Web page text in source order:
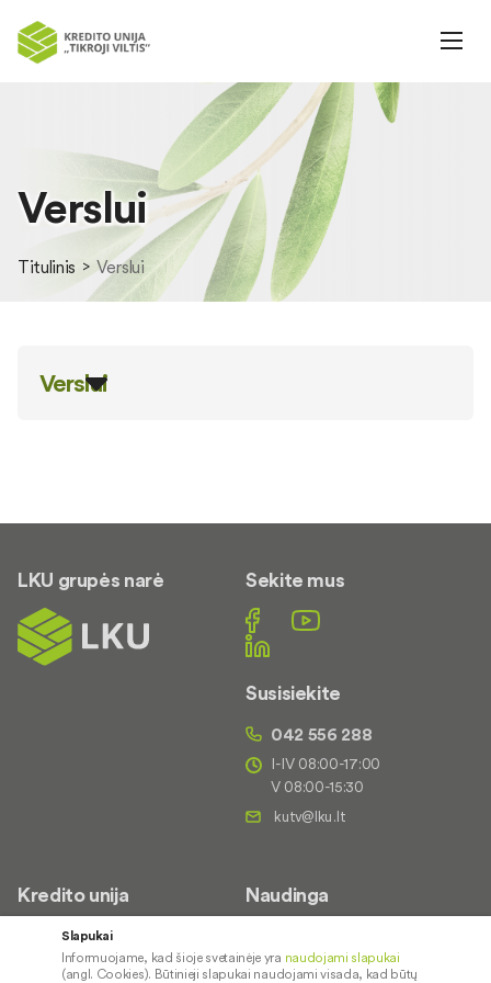
Verslui
Titulinis Verslui
Verslui
LKU grupės narė Sekite mus
Susisiekite
042 556 288
I-IV 08:00-17:00
V 08:00-15:30
Kredito unija
Apie mus
Kontaktai
Naudinga
Palūkanų normos
Slapukai
Informuojame, kad šioje svetainėje yra naudojami slapukai
(angl. Cookies). Būtinieji slapukai naudojami visada, kad būtų